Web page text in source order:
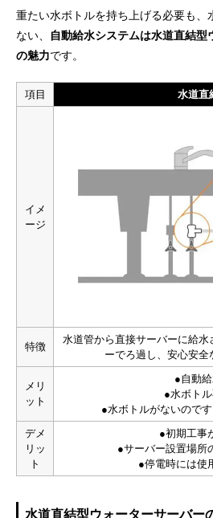
重たい水ボトルを持ち上げる必要も、
ない、
自動給水システムは水道直結
の魅力です。
項目 水道直
イメ
ージ
特徴
水道管から直接サーバーに給
ーでろ過し、安心安
メリ
ット
●自動
●水ボト
●水ボトルがないので
デメ
リッ
ト
●初期工事
●サーバー設置場所
●停電時には使
水道直結型ウォーターサーバー